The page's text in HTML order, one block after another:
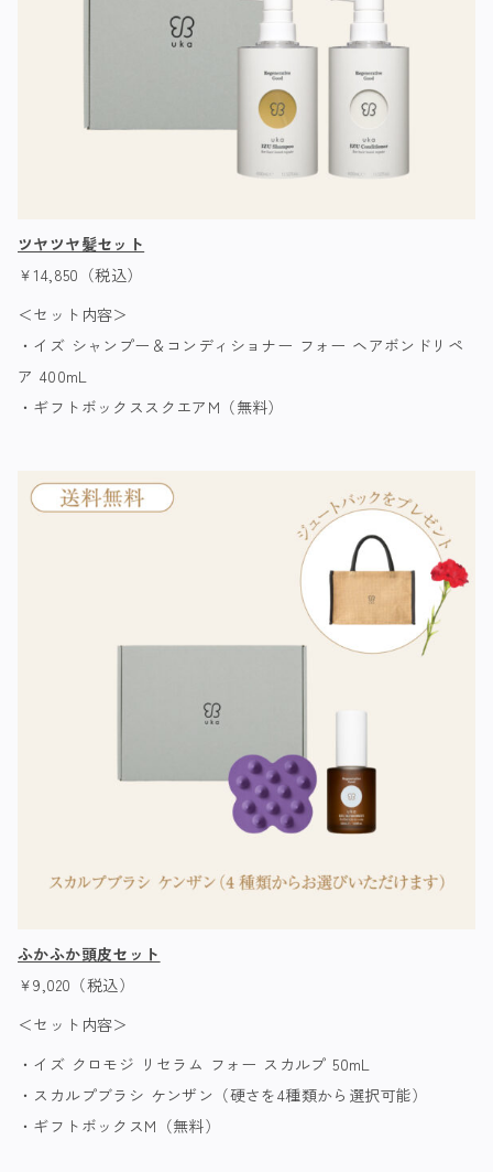
ツヤツヤ髪セット
￥14,850（税込）
＜セット内容＞
・イズ シャンプー＆コンディショナー フォー ヘアボンドリペ
ア 400mL
・ギフトボックススクエアM（無料）
ふかふか頭皮セット
￥9,020（税込）
＜セット内容＞
・イズ クロモジ リセラム フォー スカルプ 50mL
・スカルプブラシ ケンザン（硬さを4種類から選択可能）
・ギフトボックスM（無料）